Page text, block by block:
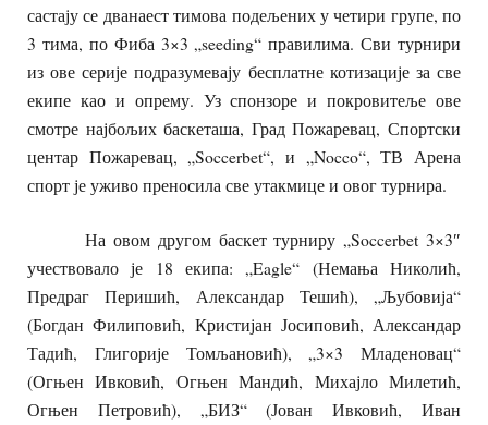
састају се дванаест тимова подељених у четири групе, по
3 тима, по Фиба 3×3 „seeding“ правилима. Сви турнири
из ове серије подразумевају бесплатне котизације за све
екипе као и опрему. Уз спонзоре и покровитеље ове
смотре најбољих баскеташа, Град Пожаревац, Спортски
центар Пожаревац, „Soccerbet“, и „Nocco“, ТВ Арена
спорт је уживо преносила све утакмице и овог турнира.
На овом другом баскет турниру „Soccerbet 3×3″
учествовало је 18 екипа: „Eagle“ (Немања Николић,
Предраг Перишић, Александар Тешић), „Љубовија“
(Богдан Филиповић, Кристијан Јосиповић, Александар
Тадић, Глигорије Томљановић), „3×3 Младеновац“
(Огњен Ивковић, Огњен Мандић, Михајло Милетић,
Огњен Петровић), „БИЗ“ (Јован Ивковић, Иван